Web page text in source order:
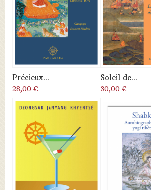
Précieux...
28,00 €
Soleil de...
30,00 €